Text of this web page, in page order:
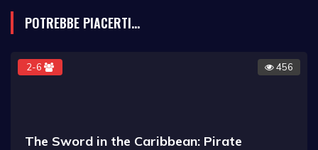
POTREBBE PIACERTI...
2-6 456
The Sword in the Caribbean: Pirate